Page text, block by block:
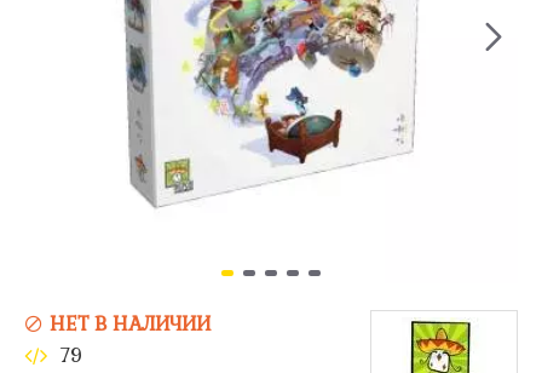
НЕТ В НАЛИЧИИ
79